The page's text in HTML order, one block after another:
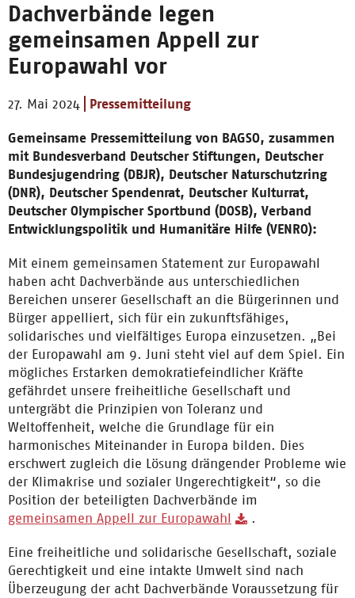
Dachverbände legen
gemeinsamen Appell zur
Europawahl vor
27. Mai 2024 Pressemitteilung
Gemeinsame Pressemitteilung von BAGSO, zusammen
mit Bundesverband Deutscher Stiftungen, Deutscher
Bundesjugendring (DBJR), Deutscher Naturschutzring
(DNR), Deutscher Spendenrat, Deutscher Kulturrat,
Deutscher Olympischer Sportbund (DOSB), Verband
Entwicklungspolitik und Humanitäre Hilfe (VENRO):
Mit einem gemeinsamen Statement zur Europawahl
haben acht Dachverbände aus unterschiedlichen
Bereichen unserer Gesellschaft an die Bürgerinnen und
Bürger appelliert, sich für ein zukunftsfähiges,
solidarisches und vielfältiges Europa einzusetzen. „Bei
der Europawahl am 9. Juni steht viel auf dem Spiel. Ein
mögliches Erstarken demokratiefeindlicher Kräfte
gefährdet unsere freiheitliche Gesellschaft und
untergräbt die Prinzipien von Toleranz und
Weltoffenheit, welche die Grundlage für ein
harmonisches Miteinander in Europa bilden. Dies
erschwert zugleich die Lösung drängender Probleme wie
der Klimakrise und sozialer Ungerechtigkeit“, so die
Position der beteiligten Dachverbände im
gemeinsamen Appell zur Europawahl
.
Eine freiheitliche und solidarische Gesellschaft, soziale
Gerechtigkeit und eine intakte Umwelt sind nach
Überzeugung der acht Dachverbände Voraussetzung für